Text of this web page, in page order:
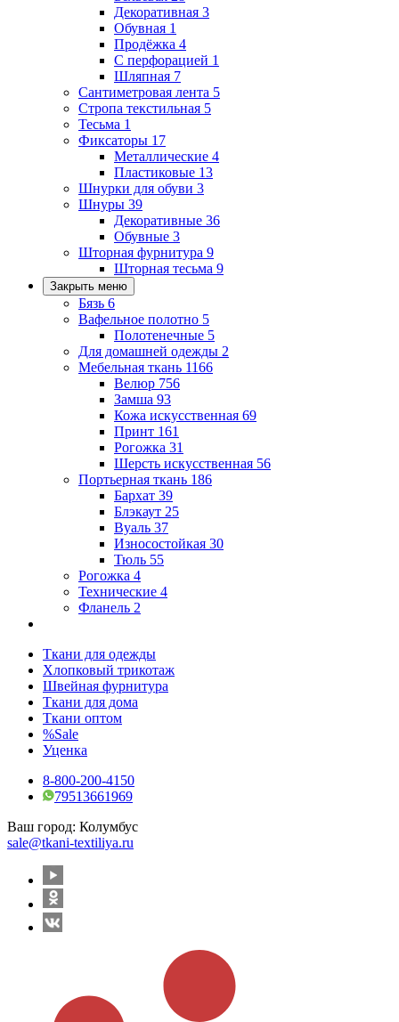
Декоративная 3
Обувная 1
Продёжка 4
С перфорацией 1
Шляпная 7
Сантиметровая лента 5
Стропа текстильная 5
Тесьма 1
Фиксаторы 17
Металлические 4
Пластиковые 13
Шнурки для обуви 3
Шнуры 39
Декоративные 36
Обувные 3
Шторная фурнитура 9
Шторная тесьма 9
Закрыть меню
Бязь 6
Вафельное полотно 5
Полотенечные 5
Для домашней одежды 2
Мебельная ткань 1166
Велюр 756
Замша 93
Кожа искусственная 69
Принт 161
Рогожка 31
Шерсть искусственная 56
Портьерная ткань 186
Бархат 39
Блэкаут 25
Вуаль 37
Износостойкая 30
Тюль 55
Рогожка 4
Технические 4
Фланель 2
Ткани для одежды
Хлопковый трикотаж
Швейная фурнитура
Ткани для дома
Ткани оптом
%Sale
Уценка
8-800-200-4150
79513661969
Ваш город: Колумбус
sale@tkani-textiliya.ru